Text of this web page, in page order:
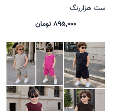
ست هزاررنگ
895,000 تومان